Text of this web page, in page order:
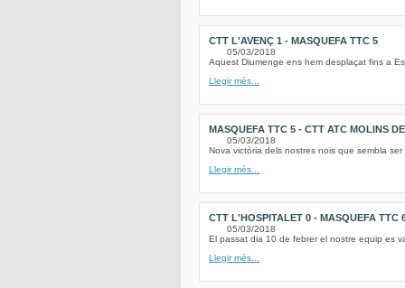
CTT L'AVENÇ 1 - MASQUEFA TTC 5
05/03/2018
Aquest Diumenge ens hem desplaçat fins a
Llegir més...
MASQUEFA TTC 5 - CTT ATC MOLINS
05/03/2018
Nova victòria dels nostres nois que sembla
Llegir més...
CTT L'HOSPITALET 0 - MASQUEFA TTC
05/03/2018
El passat dia 10 de febrer el nostre equip es
Llegir més...